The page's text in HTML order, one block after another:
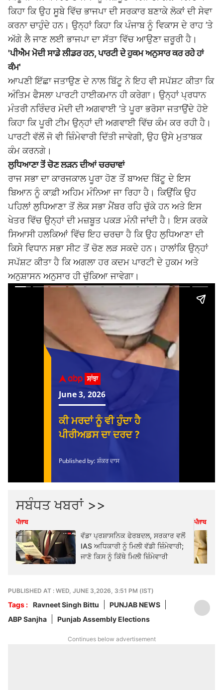
ਕਿਹਾ ਕਿ ਉਹ ਸੂਬੇ ਵਿੱਚ ਭਾਜਪਾ ਦੀ ਸਰਕਾਰ ਬਣਾਕੇ ਲੋਕਾਂ ਦੀ ਸੇਵਾ
ਕਰਨਾ ਚਾਹੁੰਦੇ ਹਨ। ਉਨ੍ਹਾਂ ਕਿਹਾ ਕਿ ਪੰਜਾਬ ਨੂੰ ਵਿਕਾਸ ਦੇ ਰਾਹ ’ਤੇ
ਅੱਗੇ ਲੈ ਜਾਣ ਲਈ ਭਾਜਪਾ ਦਾ ਸੱਤਾ ਵਿੱਚ ਆਉਣਾ ਜ਼ਰੂਰੀ ਹੈ।
'ਪੀਐਮ ਮੋਦੀ ਸਾਡੇ ਲੀਡਰ ਹਨ, ਪਾਰਟੀ ਦੇ ਹੁਕਮ ਅਨੁਸਾਰ ਕਰ ਰਹੇ ਹਾਂ
ਕੰਮ'
ਆਪਣੀ ਇੱਛਾ ਜਤਾਉਣ ਦੇ ਨਾਲ ਬਿੱਟੂ ਨੇ ਇਹ ਵੀ ਸਪੱਸ਼ਟ ਕੀਤਾ ਕਿ
ਅੰਤਿਮ ਫੈਸਲਾ ਪਾਰਟੀ ਹਾਈਕਮਾਨ ਹੀ ਕਰੇਗਾ। ਉਨ੍ਹਾਂ ਪ੍ਰਧਾਨ
ਮੰਤਰੀ ਨਰਿੰਦਰ ਮੋਦੀ ਦੀ ਅਗਵਾਈ ’ਤੇ ਪੂਰਾ ਭਰੋਸਾ ਜਤਾਉਂਦੇ ਹੋਏ
ਕਿਹਾ ਕਿ ਪੂਰੀ ਟੀਮ ਉਨ੍ਹਾਂ ਦੀ ਅਗਵਾਈ ਵਿੱਚ ਕੰਮ ਕਰ ਰਹੀ ਹੈ।
ਪਾਰਟੀ ਵੱਲੋਂ ਜੋ ਵੀ ਜ਼ਿੰਮੇਵਾਰੀ ਦਿੱਤੀ ਜਾਵੇਗੀ, ਉਹ ਉਸੇ ਮੁਤਾਬਕ
ਕੰਮ ਕਰਨਗੇ।
ਲੁਧਿਆਣਾ ਤੋਂ ਚੋਣ ਲੜਨ ਦੀਆਂ ਚਰਚਾਵਾਂ
ਰਾਜ ਸਭਾ ਦਾ ਕਾਰਜਕਾਲ ਪੂਰਾ ਹੋਣ ਤੋਂ ਬਾਅਦ ਬਿੱਟੂ ਦੇ ਇਸ
ਬਿਆਨ ਨੂੰ ਕਾਫ਼ੀ ਅਹਿਮ ਮੰਨਿਆ ਜਾ ਰਿਹਾ ਹੈ। ਕਿਉਂਕਿ ਉਹ
ਪਹਿਲਾਂ ਲੁਧਿਆਣਾ ਤੋਂ ਲੋਕ ਸਭਾ ਮੈਂਬਰ ਰਹਿ ਚੁੱਕੇ ਹਨ ਅਤੇ ਇਸ
ਖੇਤਰ ਵਿੱਚ ਉਨ੍ਹਾਂ ਦੀ ਮਜ਼ਬੂਤ ਪਕੜ ਮੰਨੀ ਜਾਂਦੀ ਹੈ। ਇਸ ਕਰਕੇ
ਸਿਆਸੀ ਹਲਕਿਆਂ ਵਿੱਚ ਇਹ ਚਰਚਾ ਹੈ ਕਿ ਉਹ ਲੁਧਿਆਣਾ ਦੀ
ਕਿਸੇ ਵਿਧਾਨ ਸਭਾ ਸੀਟ ਤੋਂ ਚੋਣ ਲੜ ਸਕਦੇ ਹਨ। ਹਾਲਾਂਕਿ ਉਨ੍ਹਾਂ
ਸਪੱਸ਼ਟ ਕੀਤਾ ਹੈ ਕਿ ਅਗਲਾ ਹਰ ਕਦਮ ਪਾਰਟੀ ਦੇ ਹੁਕਮ ਅਤੇ
ਅਨੁਸ਼ਾਸਨ ਅਨੁਸਾਰ ਹੀ ਚੁੱਕਿਆ ਜਾਵੇਗਾ।
ਸਬੰਧਤ ਖਬਰਾਂ >>
ਪੰਜਾਬ
ਵੱਡਾ ਪ੍ਰਸ਼ਾਸਨਿਕ ਫੇਰਬਦਲ, ਸਰਕਾਰ ਵਲੋਂ
IAS ਅਧਿਕਾਰੀ ਨੂੰ ਮਿਲੀ ਵੱਡੀ ਜ਼ਿੰਮੇਵਾਰੀ;
ਜਾਣੋ ਕਿਸ ਨੂੰ ਕਿੱਥੇ ਮਿਲੀ ਜ਼ਿੰਮੇਵਾਰੀ
ਪੰਜਾਬ
PUBLISHED AT : WED, JUNE 3,2026, 3:51 PM (IST)
Tags : Ravneet Singh Bittu
PUNJAB NEWS
ABP Sanjha
Punjab Assembly Elections
Continues below advertisement